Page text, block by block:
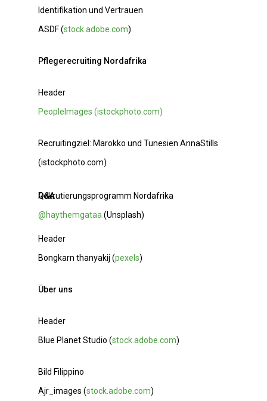
Identifikation und Vertrauen
ASDF (stock.adobe.com)
Pflegerecruiting Nordafrika
Header
PeopleImages (istockphoto.com)
Recruitingziel: Marokko und Tunesien AnnaStills
(istockphoto.com)
Rekrutierungsprogramm Nordafrika
@haythemgataa (Unsplash)
Q&A
Header
Bongkarn thanyakij (pexels)
Über uns
Header
Blue Planet Studio (stock.adobe.com)
Bild Filippino
Ajr_images (stock.adobe.com)